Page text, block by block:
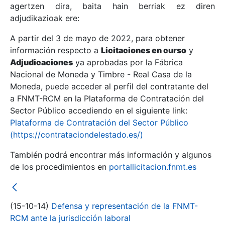
Erakutsi/Ezkutatu
Erakutsi/Ezkutatu
Erakutsi/Ezkutatu
Erakutsi/Ezkutatu
agertzen dira, baita hain berriak ez diren
adjudikazioak ere:
A partir del 3 de mayo de 2022, para obtener
información respecto a Licitaciones en curso y
Adjudicaciones ya aprobadas por la Fábrica
Nacional de Moneda y Timbre - Real Casa de la
Moneda, puede acceder al perfil del contratante del
a FNMT-RCM en la Plataforma de Contratación del
Sector Público accediendo en el siguiente link:
Plataforma de Contratación del Sector Público
(https://contrataciondelestado.es/)
También podrá encontrar más información y algunos
de los procedimientos en portallicitacion.fnmt.es
(15-10-14) Defensa y representación de la FNMT-
RCM ante la jurisdicción laboral